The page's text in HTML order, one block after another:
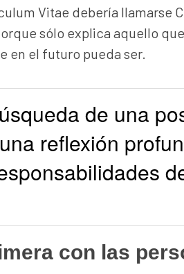
Vitae debería llamarse
sólo explica aquello
en el futuro pueda ser.
de una
reflexión
con las